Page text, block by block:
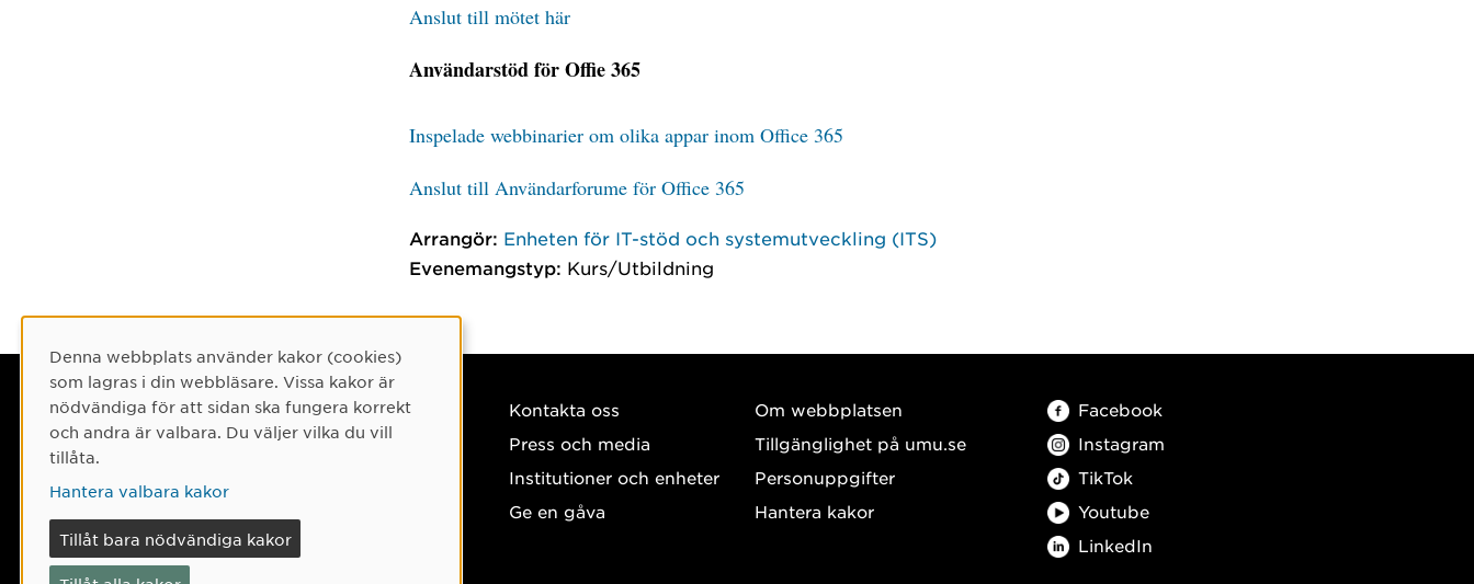
Anslut till mötet här
Användarstöd för Offie 365
Inspelade webbinarier om olika appar inom Office 365
Anslut till Användarforume för Office 365
Arrangör: Enheten för IT-stöd och systemutveckling (ITS)
Evenemangstyp: Kurs/Utbildning
Umeå universitet
901 87 Umeå
Kontakta oss
Press och media
Institutioner och enheter
Ge en gåva
Om webbplatsen
Tillgänglighet på umu.se
Personuppgifter
Hantera kakor
Facebook
Instagram
TikTok
Youtube
LinkedIn
Cookie-samtycke
Denna webbplats använder kakor (cookies)
som lagras i din webbläsare. Vissa kakor är
nödvändiga för att sidan ska fungera korrekt
och andra är valbara. Du väljer vilka du vill
tillåta.
Hantera valbara kakor
Tillåt bara nödvändiga kakor